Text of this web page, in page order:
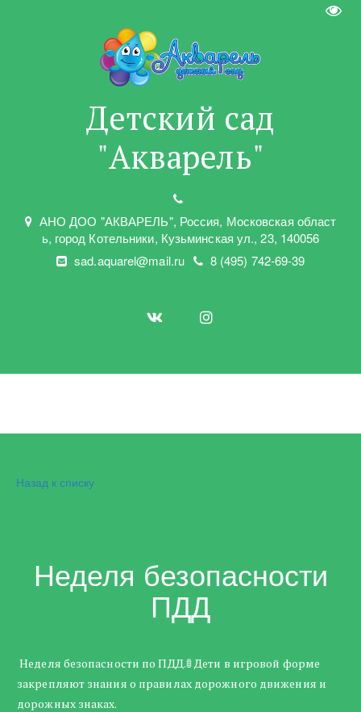
Детский сад
"Акварель"
АНО ДОО "АКВАРЕЛЬ", Россия, Московская област
ь, город Котельники, Кузьминская ул.,23, 140056
sad.aquarel@mail.ru
8 (495) 742-69-39
Назад к списку
Неделя безопасности
ПДД
Неделя безопасности по ПДД.🚦 Дети в игровой форме
закрепляют знания о правилах дорожного движения и
дорожных знаках.